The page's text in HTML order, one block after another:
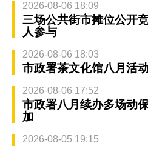
2026-08-06 18:09
三场公共街市摊位公开
人参与
2026-08-06 18:03
市政署茶文化馆八月活
2026-08-06 17:52
市政署八月续办多场动
加
2026-08-05 19:15